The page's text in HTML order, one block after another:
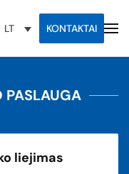
LT KONTAKTAI
PASLAUGA
liejimas